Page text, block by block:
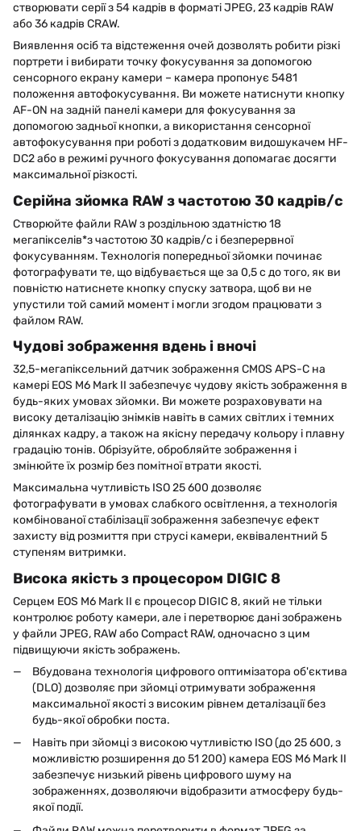
створювати серії з 54 кадрів в форматі JPEG, 23 кадрів RAW
або 36 кадрів CRAW.
Виявлення осіб та відстеження очей дозволять робити різкі
портрети і вибирати точку фокусування за допомогою
сенсорного екрану камери – камера пропонує 5481
положення автофокусування. Ви можете натиснути кнопку
AF-ON на задній панелі камери для фокусування за
допомогою задньої кнопки, а використання сенсорної
автофокусування при роботі з додатковим видошукачем HF-
DC2 або в режимі ручного фокусування допомагає досягти
максимальної різкості.
Серійна зйомка RAW з частотою 30 кадрів/с
Створюйте файли RAW з роздільною здатністю 18
мегапікселів*з частотою 30 кадрів/с і безперервної
фокусуванням. Технологія попередньої зйомки починає
фотографувати те, що відбувається ще за 0,5 с до того, як ви
повністю натиснете кнопку спуску затвора, щоб ви не
упустили той самий момент і могли згодом працювати з
файлом RAW.
Чудові зображення вдень і вночі
32,5-мегапіксельний датчик зображення CMOS APS-C на
камері EOS M6 Mark II забезпечує чудову якість зображення в
будь-яких умовах зйомки. Ви можете розраховувати на
високу деталізацію знімків навіть в самих світлих і темних
ділянках кадру, а також на якісну передачу кольору і плавну
градацію тонів. Обрізуйте, обробляйте зображення і
змінюйте їх розмір без помітної втрати якості.
Максимальна чутливість ISO 25 600 дозволяє
фотографувати в умовах слабкого освітлення, а технологія
комбінованої стабілізації зображення забезпечує ефект
захисту від розмиття при струсі камери, еквівалентний 5
ступеням витримки.
Висока якість з процесором DIGIC 8
Серцем EOS M6 Mark II є процесор DIGIC 8, який не тільки
контролює роботу камери, але і перетворює дані зображень
у файли JPEG, RAW або Compact RAW, одночасно з цим
підвищуючи якість зображень.
Вбудована технологія цифрового оптимізатора об'єктива
(DLO) дозволяє при зйомці отримувати зображення
максимальної якості з високим рівнем деталізації без
будь-якої обробки поста.
Навіть при зйомці з високою чутливістю ISO (до 25 600, з
можливістю розширення до 51 200) камера EOS M6 Mark II
забезпечує низький рівень цифрового шуму на
зображеннях, дозволяючи відобразити атмосферу будь-
якої події.